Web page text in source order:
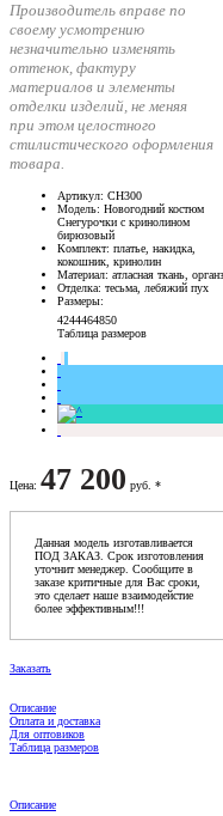
Производитель вправе по
своему усмотрению
незначительно изменять
оттенок, фактуру
материалов и элементы
отделки изделий, не меняя
при этом целостного
стилистического оформления
товара.
Артикул: СН300
Модель: Новогодний костюм
Снегурочки с кринолином
бирюзовый
Комплект: платье, накидка,
кокошник, кринолин
Материал: атласная ткань,
Отделка: тесьма, лебяжий пух
Размеры:
4244464850
Таблица размеров
Цена: 47 200 руб. *
Данная модель изготавливается
ПОД ЗАКАЗ. Срок изготовления
уточнит менеджер. Сообщите в
заказе критичные для Вас сроки,
это сделает наше взаимодейстие
более эффективным!!!
Заказать
Описание
Оплата и доставка
Для оптовиков
Таблица размеров
Описание